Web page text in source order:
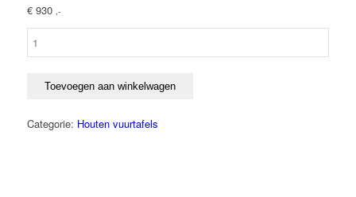
€930 ,-
zwartToevoegen aan winkelwagen
Categorie: Houten vuurtafels